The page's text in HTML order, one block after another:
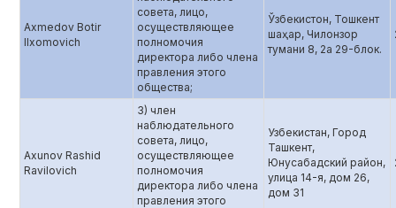
Axmedov Botir
Ilxomovich
совета, лицо,
осуществляющее
полномочия
директора либо члена
правления этого
общества;
Ўзбекистон, Тошкент
шаҳар, Чилонзор
тумани 8, 2а 29-блок.
Axunov Rashid
Ravilovich
3) член
наблюдательного
совета, лицо,
осуществляющее
полномочия
директора либо члена
правления этого
Узбекистан, Город
Ташкент,
Юнусабадский район,
улица 14-я, дом 26,
дом 31